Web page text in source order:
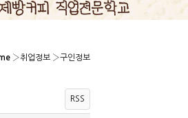
›취업정보 ›구인정보
RSS